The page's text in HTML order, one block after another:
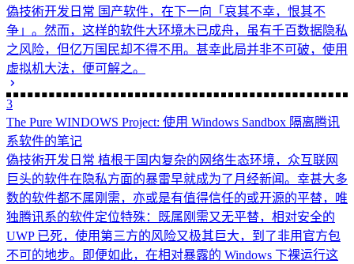
偽技術开发日常 国产软件，在下一向「哀其不幸，恨其不
争」。然而，这样的软件大环境木已成舟，虽有千百数据隐私
之风险，但亿万国民却不得不用。甚幸此局并非不可破，使用
虚拟机大法，便可解之。
3
The Pure WINDOWS Project: 使用 Windows Sandbox 隔离腾讯
系软件的笔记
偽技術开发日常 植根于国内复杂的网络生态环境，众互联网
巨头的软件在隐私方面的暴雷早就成为了月经新闻。幸甚大多
数的软件都不属刚需，亦或是有值得信任的或开源的平替，唯
独腾讯系的软件定位特殊：既属刚需又无平替，相对安全的
UWP 已死，使用第三方的风险又极其巨大，到了非用官方包
不可的地步。即便如此，在相对暴露的 Windows 下裸运行这